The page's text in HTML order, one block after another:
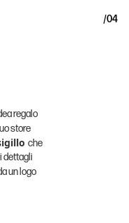
/04
regalo
store
che
dettagli
un logo